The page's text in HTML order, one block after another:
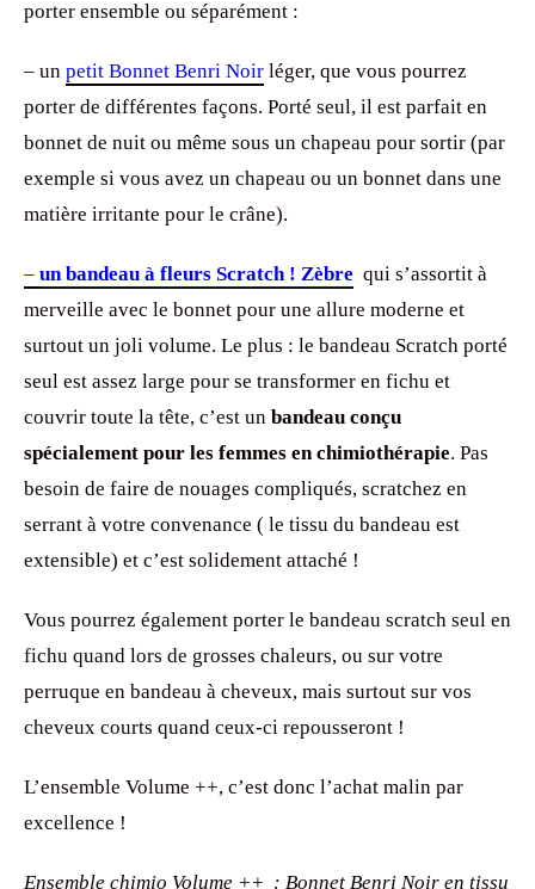
porter ensemble ou séparément :
– un petit Bonnet Benri Noir léger, que vous pourrez
porter de différentes façons. Porté seul, il est parfait en
bonnet de nuit ou même sous un chapeau pour sortir (par
exemple si vous avez un chapeau ou un bonnet dans une
matière irritante pour le crâne).
– un bandeau à fleurs Scratch ! Zèbre qui s’assortit à
merveille avec le bonnet pour une allure moderne et
surtout un joli volume. Le plus : le bandeau Scratch porté
seul est assez large pour se transformer en fichu et
couvrir toute la tête, c’est un bandeau conçu
spécialement pour les femmes en chimiothérapie. Pas
besoin de faire de nouages compliqués, scratchez en
serrant à votre convenance ( le tissu du bandeau est
extensible) et c’est solidement attaché !
Vous pourrez également porter le bandeau scratch seul en
fichu quand lors de grosses chaleurs, ou sur votre
perruque en bandeau à cheveux, mais surtout sur vos
cheveux courts quand ceux-ci repousseront !
L’ensemble Volume ++, c’est donc l’achat malin par
excellence !
Ensemble chimio Volume ++ : Bonnet Benri Noir en tissu